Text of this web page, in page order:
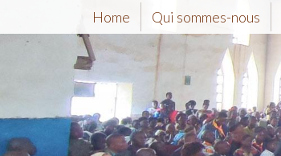
Home Qui sommes-nous